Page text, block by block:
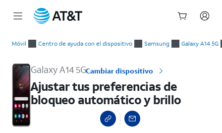
Móvil Centro de ayuda con el dispositivo Samsung Galaxy A14 5G
Galaxy A14 5GCambiar dispositivo
Ajustar tus preferencias de
bloqueo automático y brillo